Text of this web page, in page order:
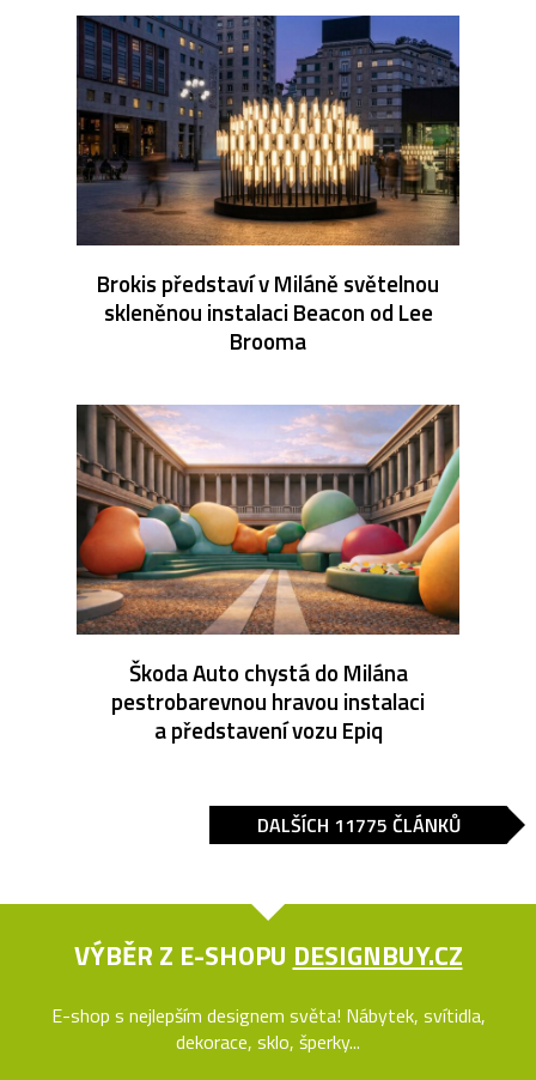
Brokis představí v Miláně světelnou
skleněnou instalaci Beacon od Lee
Brooma
Škoda Auto chystá do Milána
pestrobarevnou hravou instalaci
a představení vozu Epiq
DALŠÍCH 11775 ČLÁNKŮ
VÝBĚR Z E-SHOPU DESIGNBUY.CZ
E-shop s nejlepším designem světa! Nábytek, svítidla,
dekorace, sklo, šperky...